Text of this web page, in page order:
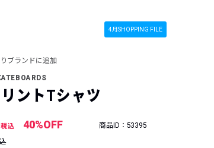
4月SHOPPING FILE
ブランドに追加
ントTシャツ
税込 40%OFF 商品ID：53395